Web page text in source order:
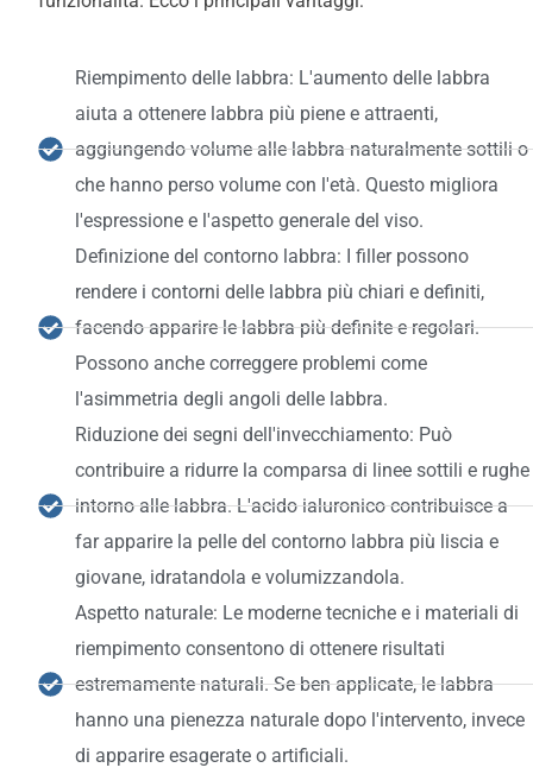
Riempimento delle labbra: L'aumento delle labbra
aiuta a ottenere labbra più piene e attraenti,
aggiungendo volume alle labbra naturalmente sottili o
che hanno perso volume con l'età. Questo migliora
l'espressione e l'aspetto generale del viso.
Definizione del contorno labbra: I filler possono
rendere i contorni delle labbra più chiari e definiti,
facendo apparire le labbra più definite e regolari.
Possono anche correggere problemi come
l'asimmetria degli angoli delle labbra.
Riduzione dei segni dell'invecchiamento: Può
contribuire a ridurre la comparsa di linee sottili e rughe
intorno alle labbra. L'acido ialuronico contribuisce a
far apparire la pelle del contorno labbra più liscia e
giovane, idratandola e volumizzandola.
Aspetto naturale: Le moderne tecniche e i materiali di
riempimento consentono di ottenere risultati
estremamente naturali. Se ben applicate, le labbra
hanno una pienezza naturale dopo l'intervento, invece
di apparire esagerate o artificiali.